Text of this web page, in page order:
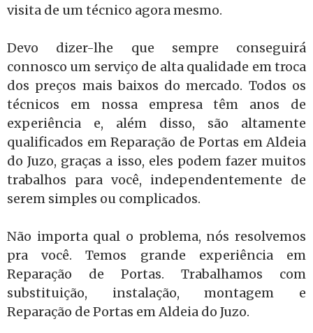
visita de um técnico agora mesmo.
Devo dizer-lhe que sempre conseguirá
connosco um serviço de alta qualidade em troca
dos preços mais baixos do mercado. Todos os
técnicos em nossa empresa têm anos de
experiência e, além disso, são altamente
qualificados em Reparação de Portas em Aldeia
do Juzo, graças a isso, eles podem fazer muitos
trabalhos para você, independentemente de
serem simples ou complicados.
Não importa qual o problema, nós resolvemos
pra você. Temos grande experiência em
Reparação de Portas. Trabalhamos com
substituição, instalação, montagem e
Reparação de Portas em Aldeia do Juzo.